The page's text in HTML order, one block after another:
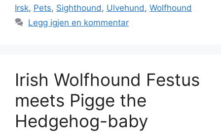
Irsk, Pets, Sighthound , Ulvehund , Wolfhound
Legg igjen en kommentar
Irish Wolfhound Festus
meets Pigge the
Hedgehog-baby